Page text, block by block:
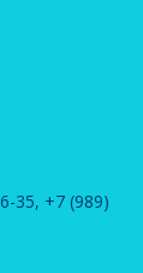
35, +7 (989)